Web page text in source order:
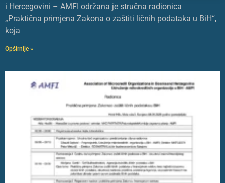
i Hercegovini – AMFI održana je stručna radionica
„Praktična primjena Zakona o zaštiti ličnih podataka u BiH“,
koja
Opširnije »